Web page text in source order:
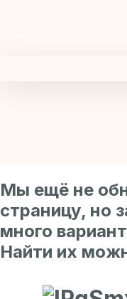
Мы ещё не
страницу, но
много
Найти их